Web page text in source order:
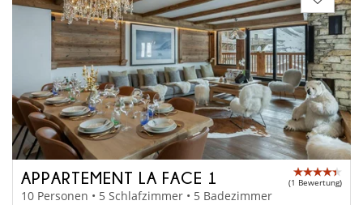
APPARTEMENT LA FACE 1 (1 Bewertung)
10 Personen • 5 Schlafzimmer • 5 Badezimmer